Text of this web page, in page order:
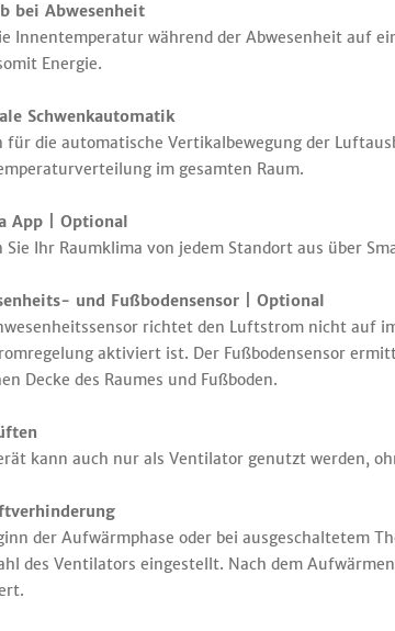
bei Abwesenheit
Innentemperatur während der Abwesenheit auf
Energie.
Schwenkautomatik
für die automatische Vertikalbewegung der
im gesamten Raum.
App | Optional
Sie Ihr Raumklima von jedem Standort aus über
und Fußbodensensor | Optional
richtet den Luftstrom nicht auf
aktiviert ist. Der Fußbodensensor
Decke des Raumes und Fußboden.
kann auch nur als Ventilator genutzt werden,
der Aufwärmphase oder bei ausgeschaltetem
des Ventilators eingestellt. Nach dem